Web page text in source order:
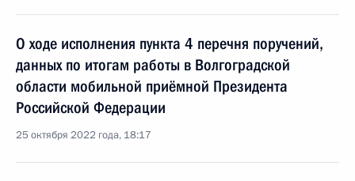
О ходе исполнения пункта 4 перечня поручений,
данных по итогам работы в Волгоградской
области мобильной приёмной Президента
Российской Федерации
25 октября 2022 года, 18:17